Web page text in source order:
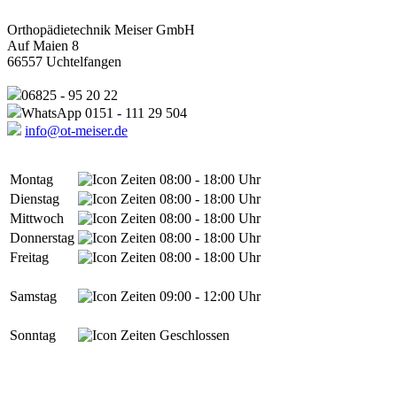
Orthopädietechnik Meiser GmbH
Auf Maien 8
66557 Uchtelfangen
06825 - 95 20 22
WhatsApp 0151 - 111 29 504
info@ot-meiser.de
Montag
08:00 - 18:00 Uhr
Dienstag
08:00 - 18:00 Uhr
Mittwoch
08:00 - 18:00 Uhr
Donnerstag
08:00 - 18:00 Uhr
Freitag
08:00 - 18:00 Uhr
Samstag 09:00 - 12:00 Uhr
Sonntag Geschlossen